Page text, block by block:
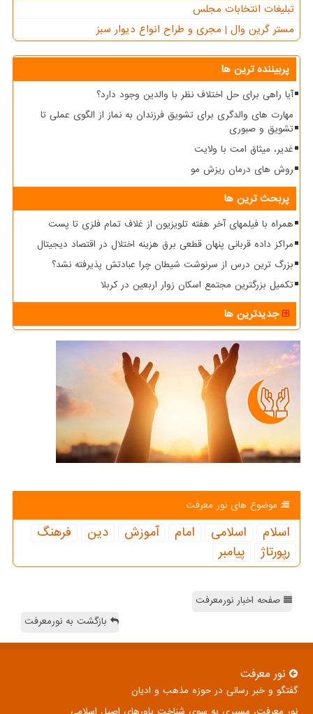
تبلیغات انتخابات مجلس
مستر گرین وال | مجری و طراح انواع دیوار سبز
پربیننده ترین ها
آیا راهی برای حل اختلاف نظر با والدین وجود دارد؟
مهارت های والدگری برای تشویق فرزندان به نماز از الگوی عملی تا
تشویق و صبوری
غدیر، میثاق امت با ولایت
روش های درمان ریزش مو
پربحث ترین ها
همراه با فیلمهای آخر هفته تلویزیون از غلاف تمام فلزی تا پست
مراکز داده قربانی پنهان قطعی برق هزینه اختلال در اقتصاد دیجیتال
بزرگ ترین درس از سرنوشت شیطان چرا عبادتش پذیرفته نشد؟
تکمیل بزرگترین مجتمع اسکان زوار اربعین در کربلا
جدیدترین ها
موضوع های نور معرفت
اسلام اسلامی امام آموزش دین
فرهنگ
رپورتاژ
پیامبر
صفحه اخبار نورمعرفت
بازگشت به نورمعرفت
نور معرفت
گفتگو و خبر رسانی در حوزه مذهب و ادیان